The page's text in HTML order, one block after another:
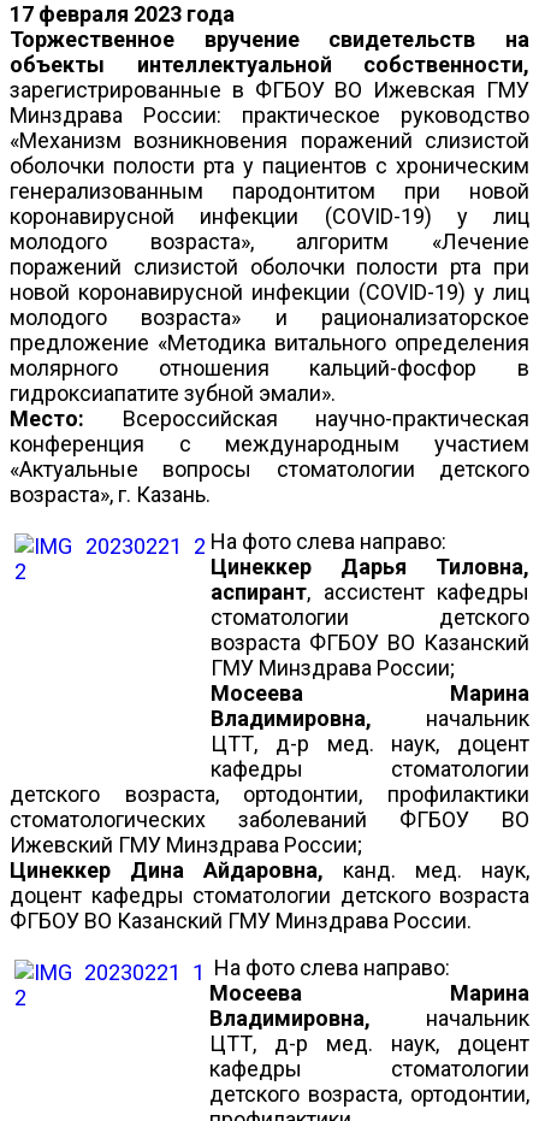
17 февраля 2023 года
Торжественное вручение свидетельств на
объекты интеллектуальной собственности,
зарегистрированные в ФГБОУ ВО Ижевская ГМУ
Минздрава России: практическое руководство
«Механизм возникновения поражений слизистой
оболочки полости рта у пациентов с хроническим
генерализованным пародонтитом при новой
коронавирусной инфекции (COVID-19) у лиц
молодого возраста», алгоритм «Лечение
поражений слизистой оболочки полости рта при
новой коронавирусной инфекции (COVID-19) у лиц
молодого возраста» и рационализаторское
предложение «Методика витального определения
молярного отношения кальций-фосфор в
гидроксиапатите зубной эмали».
Место: Всероссийская научно-практическая
конференция с международным участием
«Актуальные вопросы стоматологии детского
возраста», г. Казань.
На фото слева направо:
Цинеккер Дарья Тиловна,
аспирант, ассистент кафедры
стоматологии детского
возраста ФГБОУ ВО Казанский
ГМУ Минздрава России;
Мосеева Марина
Владимировна, начальник
ЦТТ, д-р мед. наук, доцент
кафедры стоматологии
детского возраста, ортодонтии, профилактики
стоматологических заболеваний ФГБОУ ВО
Ижевский ГМУ Минздрава России;
Цинеккер Дина Айдаровна, канд. мед. наук,
доцент кафедры стоматологии детского возраста
ФГБОУ ВО Казанский ГМУ Минздрава России.
На фото слева направо:
Мосеева Марина
Владимировна, начальник
ЦТТ, д-р мед. наук, доцент
кафедры стоматологии
детского возраста, ортодонтии,